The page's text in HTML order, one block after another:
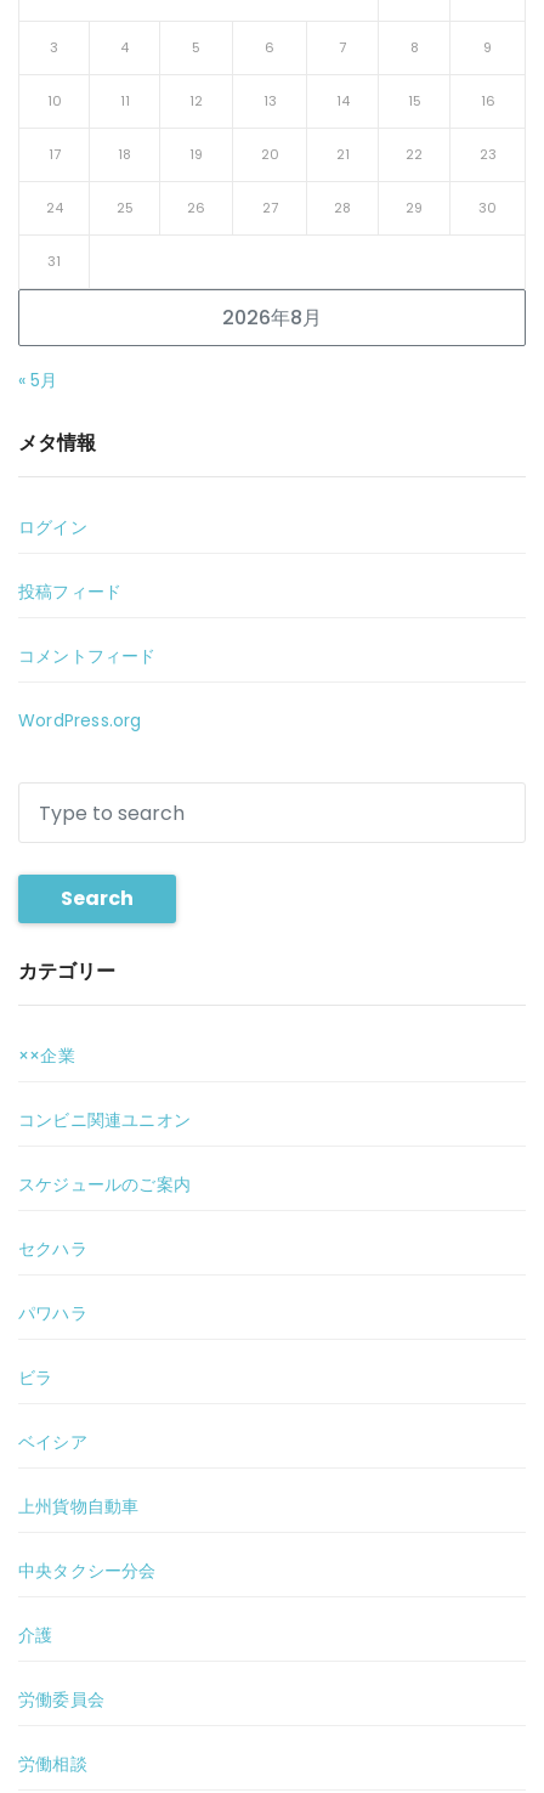
2026年8月
3 4 5 6 7 8 9
10 11 12 13 14 15 16
17 18 19 20 21 22 23
24 25 26 27 28 29 30
31
« 5月
メタ情報
ログイン
投稿フィード
コメントフィード
WordPress.org
Search
カテゴリー
××企業
コンビニ関連ユニオン
スケジュールのご案内
セクハラ
パワハラ
ビラ
ベイシア
上州貨物自動車
中央タクシー分会
介護
労働委員会
労働相談